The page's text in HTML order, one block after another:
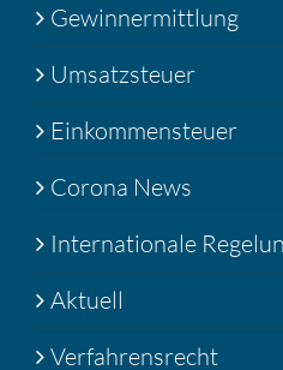
Gewinnermittlung
Umsatzsteuer
Einkommensteuer
Corona News
Internationale
Aktuell
Verfahrensrecht